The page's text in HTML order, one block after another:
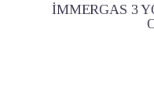
İMMERGAS 3